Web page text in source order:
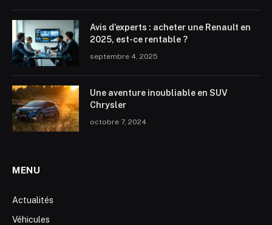
Avis d’experts : acheter une Renault en
2025, est-ce rentable ?
septembre 4, 2025
Une aventure inoubliable en SUV
Chrysler
octobre 7, 2024
MENU
Actualités
Véhicules